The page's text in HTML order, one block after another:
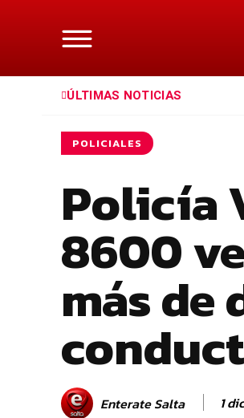
ÚLTIMAS NOTICIAS
POLICIALES
Policía
8600
más de
Enterate Salta 1